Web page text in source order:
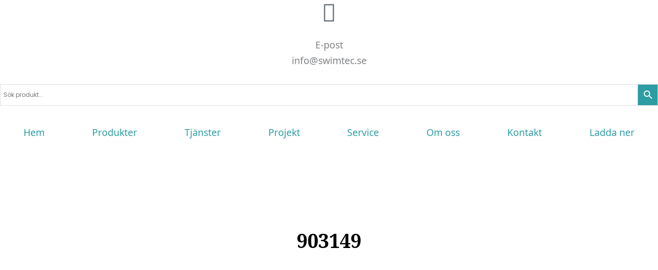
E-post
info@swimtec.se
Hem Produkter Tjänster Projekt Service Om oss Kontakt Ladda ner
903149